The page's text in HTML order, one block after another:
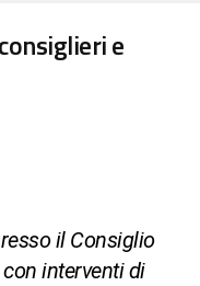
e
il Consiglio
interventi di